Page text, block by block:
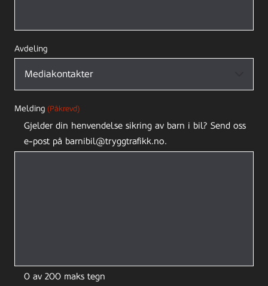
Avdeling
Melding (Påkrevd)
Gjelder din henvendelse sikring av barn i bil? Send oss
e-post på barnibil@tryggtrafikk.no.
0 av 200 maks tegn